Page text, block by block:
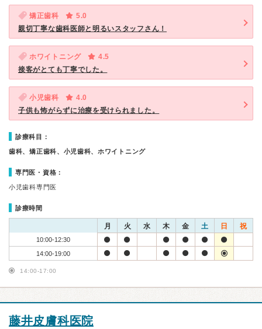
矯正歯科
5.0
親切丁寧な歯科医師と明るいスタッフさん！
ホワイトニング
4.5
接客がとても丁寧でした。
小児歯科
4.0
子供も怖がらずに治療を受けられました。
診療科目：
歯科、矯正歯科、小児歯科、ホワイトニング
専門医・資格：
小児歯科専門医
診療時間
月 火 水 木 金 土 日 祝
10:00-12:30
14:00-19:00
14:00-17:00
藤井皮膚科医院